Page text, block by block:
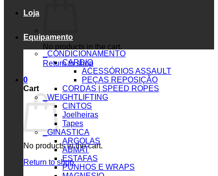
No products in the cart.
Return to shop
0
Cart
No products in the cart.
Return to shop
Loja
Equipamento
_CONDICIONAMENTO
CARDIO
ACESSÓRIOS ASSAULT
PEÇAS REPOSIÇÃO
CORDAS | SPEED ROPES
_WEIGHTLIFTING
CINTOS
Joelheiras
Tapes
_GINASTICA
ARGOLAS
ABMAT
ESTAFAS
PUNHOS E WRAPS